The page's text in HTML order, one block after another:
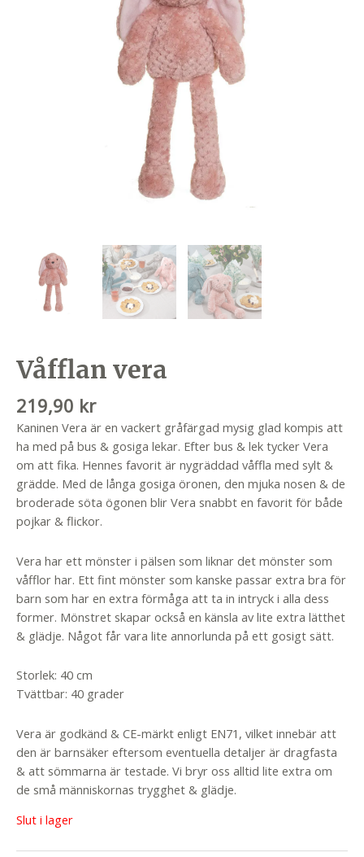
Våfflan vera
219,90 kr
Kaninen Vera är en vackert gråfärgad mysig glad kompis att
ha med på bus & gosiga lekar. Efter bus & lek tycker Vera
om att fika. Hennes favorit är nygräddad våffla med sylt &
grädde. Med de långa gosiga öronen, den mjuka nosen & de
broderade söta ögonen blir Vera snabbt en favorit för både
pojkar & flickor.
Vera har ett mönster i pälsen som liknar det mönster som
våfflor har. Ett fint mönster som kanske passar extra bra för
barn som har en extra förmåga att ta in intryck i alla dess
former. Mönstret skapar också en känsla av lite extra lätthet
& glädje. Något får vara lite annorlunda på ett gosigt sätt.
Storlek: 40 cm
Tvättbar: 40 grader
Vera är godkänd & CE-märkt enligt EN71, vilket innebär att
den är barnsäker eftersom eventuella detaljer är dragfasta
& att sömmarna är testade. Vi bryr oss alltid lite extra om
de små människornas trygghet & glädje.
Slut i lager